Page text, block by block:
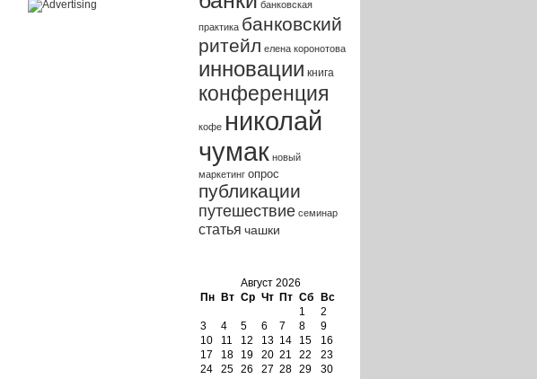
банковская
практика банковский
ритейл елена коронотова
инновации книга
конференция
кофе николай
чумак новый
маркетинг опрос
публикации
путешествие семинар
статья чашки
Август 2026
Пн
Вт Ср Чт Пт Сб Вс
1
2
3
4 5 6 7 8
9
10
11 12 13 14 15
16
17
18 19 20 21 22
23
24
25 26 27 28 29
30